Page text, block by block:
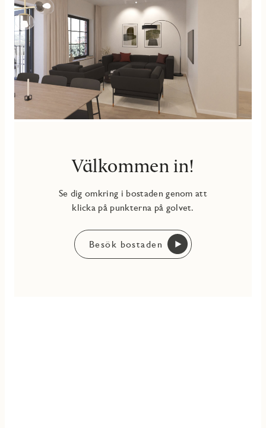
Välkommen in!
Se dig omkring i bostaden genom att
klicka på punkterna på golvet.
Besök bostaden